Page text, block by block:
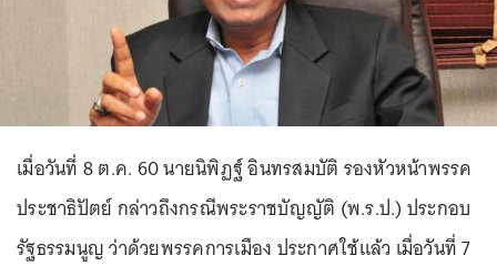
เมื่อวันที่ 8 ต.ค. 60 นายนิพิฏฐ์ อินทรสมบัติ รองหัวหน้าพรรค
ประชาธิปัตย์ กล่าวถึงกรณีพระราชบัญญัติ (พ.ร.ป.) ประกอบ
รัฐธรรมนูญ ว่าด้วยพรรคการเมือง ประกาศใช้แล้ว เมื่อวันที่ 7